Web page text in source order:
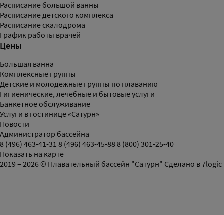
Расписание большой ванны
Расписание детского комплекса
Расписание скалодрома
График работы врачей
Цены
Большая ванна
Комплексные группы
Детские и молодежные группы по плаванию
Гигиенические, лечебные и бытовые услуги
Банкетное обслуживание
Услуги в гостинице «Сатурн»
Новости
Администратор бассейна
8 (496) 463-41-31 8 (496) 463-45-888 (800) 301-25-40
Показать на карте
2019 – 2026 © Плавательный бассейн "Сатурн" Сделано в7logic